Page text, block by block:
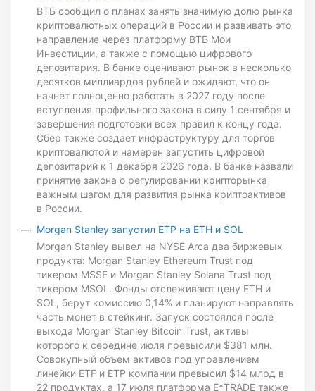
ВТБ сообщил о планах занять значимую долю рынка
криптовалютных операций в России и развивать это
направление через платформу ВТБ Мои
Инвестиции, а также с помощью цифрового
депозитария. В банке оценивают рынок в несколько
десятков миллиардов рублей и ожидают, что он
начнет полноценно работать в 2027 году после
вступления профильного закона в силу 1 сентября и
завершения подготовки всех правил к концу года.
Сбер также создает инфраструктуру для торгов
криптовалютой и намерен запустить цифровой
депозитарий к 1 декабря 2026 года. В банке назвали
принятие закона о регулировании крипторынка
важным шагом для развития рынка криптоактивов
в России.
Morgan Stanley запустил ETP на ETH и SOL
Morgan Stanley вывел на NYSE Arca два биржевых
продукта: Morgan Stanley Ethereum Trust под
тикером MSSE и Morgan Stanley Solana Trust под
тикером MSOL. Фонды отслеживают цену ETH и
SOL, берут комиссию 0,14% и планируют направлять
часть монет в стейкинг. Запуск состоялся после
выхода Morgan Stanley Bitcoin Trust, активы
которого к середине июля превысили $381 млн.
Совокупный объем активов под управлением
линейки ETF и ETP компании превысил $14 млрд в
22 продуктах, а 17 июля платформа E*TRADE также